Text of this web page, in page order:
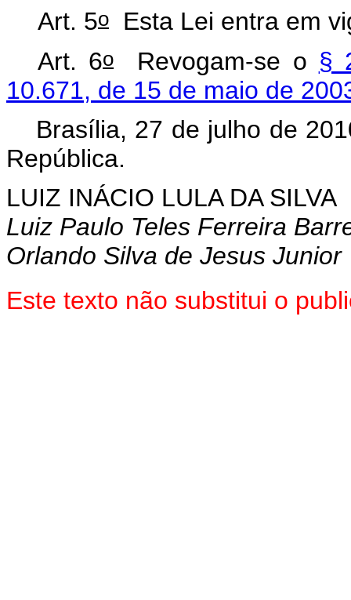
Art. 5o Esta Lei entra em
Art. 6oRevogam-se o §
10.671, de 15 de maio de
Brasília, 27 de julho de
República.
LUIZ INÁCIO LULA DA SILVA
Luiz Paulo Teles Ferreira
Orlando Silva de Jesus Junior
Este texto não substitui o